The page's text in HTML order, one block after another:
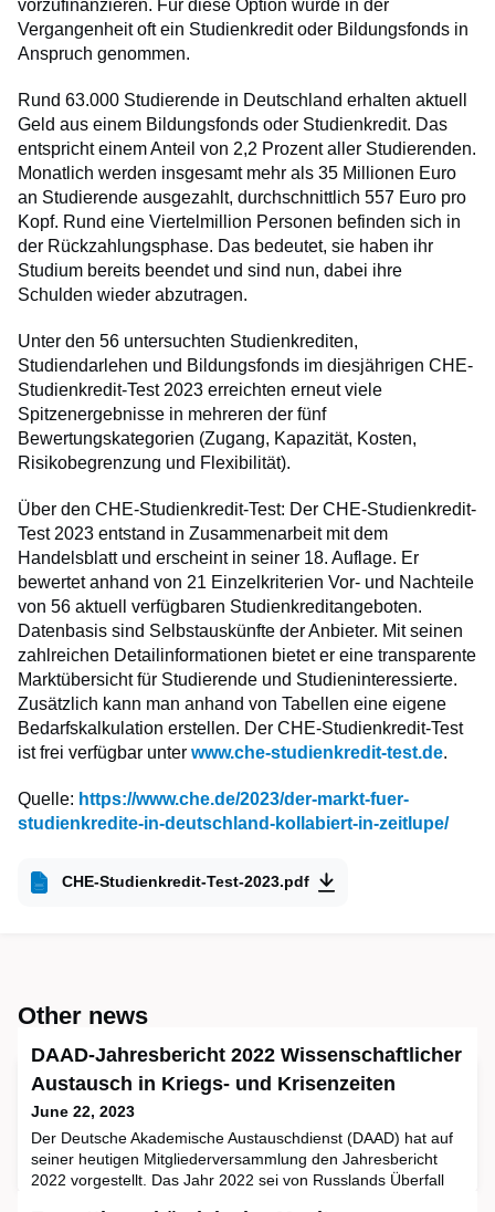
vorzufinanzieren. Für diese Option wurde in der
Vergangenheit oft ein Studienkredit oder Bildungsfonds in
Anspruch genommen.
Rund 63.000 Studierende in Deutschland erhalten aktuell
Geld aus einem Bildungsfonds oder Studienkredit. Das
entspricht einem Anteil von 2,2 Prozent aller Studierenden.
Monatlich werden insgesamt mehr als 35 Millionen Euro
an Studierende ausgezahlt, durchschnittlich 557 Euro pro
Kopf. Rund eine Viertelmillion Personen befinden sich in
der Rückzahlungsphase. Das bedeutet, sie haben ihr
Studium bereits beendet und sind nun, dabei ihre
Schulden wieder abzutragen.
Unter den 56 untersuchten Studienkrediten,
Studiendarlehen und Bildungsfonds im diesjährigen CHE-
Studienkredit-Test 2023 erreichten erneut viele
Spitzenergebnisse in mehreren der fünf
Bewertungskategorien (Zugang, Kapazität, Kosten,
Risikobegrenzung und Flexibilität).
Über den CHE-Studienkredit-Test: Der CHE-Studienkredit-
Test 2023 entstand in Zusammenarbeit mit dem
Handelsblatt und erscheint in seiner 18. Auflage. Er
bewertet anhand von 21 Einzelkriterien Vor- und Nachteile
von 56 aktuell verfügbaren Studienkreditangeboten.
Datenbasis sind Selbstauskünfte der Anbieter. Mit seinen
zahlreichen Detailinformationen bietet er eine transparente
Marktübersicht für Studierende und Studieninteressierte.
Zusätzlich kann man anhand von Tabellen eine eigene
Bedarfskalkulation erstellen. Der CHE-Studienkredit-Test
ist frei verfügbar unter www.che-studienkredit-test.de.
Quelle: https://www.che.de/2023/der-markt-fuer-
studienkredite-in-deutschland-kollabiert-in-zeitlupe/
CHE-Studienkredit-Test-2023.pdf
Other news
DAAD-Jahresbericht 2022 Wissenschaftlicher
Austausch in Kriegs- und Krisenzeiten
June 22, 2023
Der Deutsche Akademische Austauschdienst (DAAD) hat auf
seiner heutigen Mitgliederversammlung den Jahresbericht
2022 vorgestellt. Das Jahr 2022 sei von Russlands Überfall